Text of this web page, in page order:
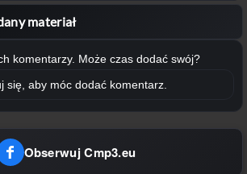
materiał
komentarzy. Może czas dodać swój?
się, aby móc dodać komentarz.
Obserwuj Cmp3.eu